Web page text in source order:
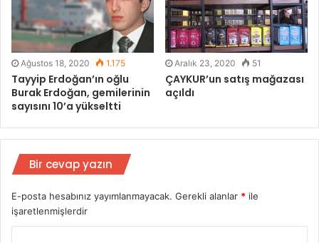
Ağustos 18, 2020 1.175
Tayyip Erdoğan’ın oğlu
Burak Erdoğan, gemilerinin
sayısını 10’a yükseltti
Aralık 23, 2020 51
ÇAYKUR’un satış mağazası
açıldı
Bir cevap yazın
E-posta hesabınız yayımlanmayacak. Gerekli alanlar * ile
işaretlenmişlerdir